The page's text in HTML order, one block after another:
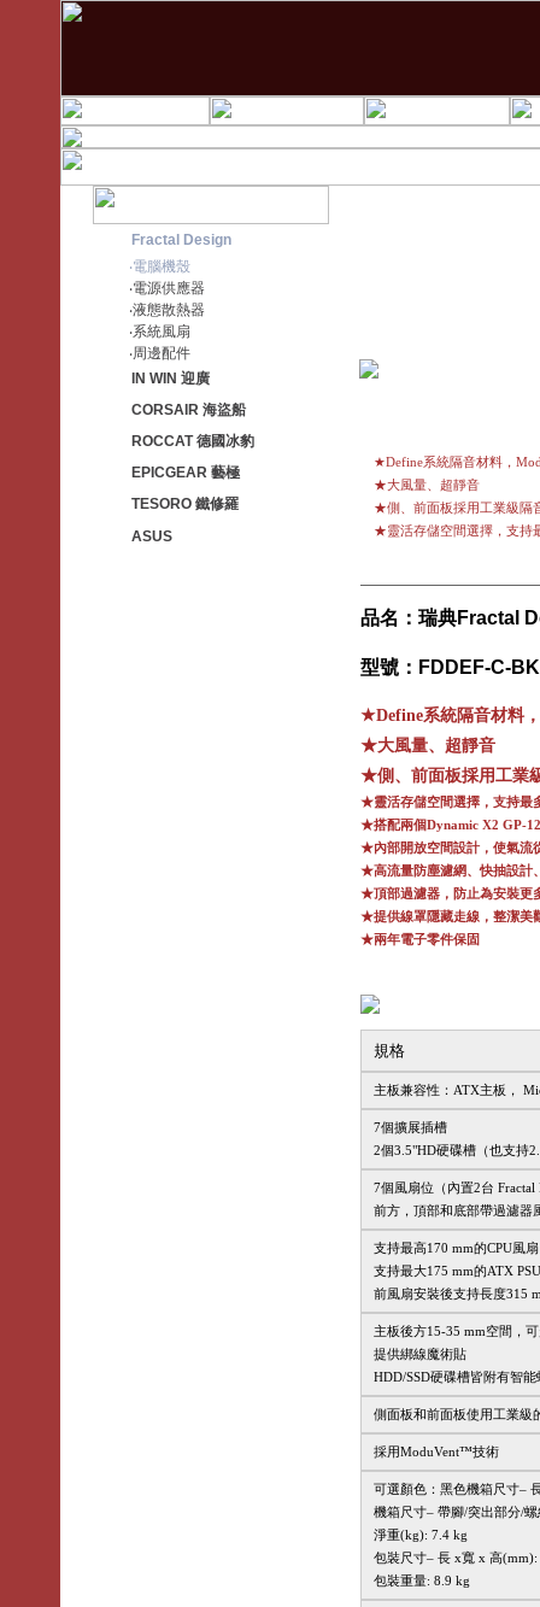
Fractal Design
‧電腦機殼
‧電源供應器
‧液態散熱器
‧系統風扇
‧周邊配件
IN WIN 迎廣
CORSAIR 海盜船
ROCCAT 德國冰豹
EPICGEAR 藝極
TESORO 鐵修羅
ASUS
★Define系統隔音材料，
★大風量、超靜音
★側、前面板採用工業級隔
★靈活存儲空間選擇，支持
品名：瑞典Fractal
型號：FDDEF-C-BK
★Define系統隔音材料
★大風量、超靜音
★側、前面板採用工業
★靈活存儲空間選擇，支持最
★搭配兩個Dynamic X2 GP-
★內部開放空間設計，使氣流
★高流量防塵濾網、快抽設計
★頂部過濾器，防止為安裝更
★提供線罩隱藏走線，整潔美
★兩年電子零件保固
規格
主板兼容性：ATX主板，
7個擴展插槽
2個3.5"HD硬碟槽（也支持
7個風扇位（內置2台
前方，頂部和底部帶過濾器
支持最高170 mm的CPU風扇
支持最大175 mm的ATX PSU
前風扇安裝後支持長度315
主板後方15-35 mm空間，
提供綁線魔術貼
HDD/SSD硬碟槽皆附有智能
側面板和前面板使用工業級
採用ModuVent™技術
可選顏色：黑色機箱尺寸–
機箱尺寸– 帶腳/突出部分/
淨重(kg): 7.4 kg
包裝尺寸– 長 x寬 x 高
包裝重量: 8.9 kg